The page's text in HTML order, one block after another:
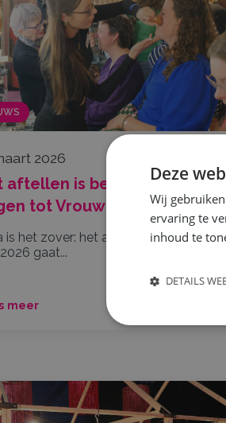
2026
aftellen is begonnen! Nog
tot Vrouw!
is het zover: het allerleukste weekend
gaat...
meer
Deze
Wij
ervaring te
inhoud te
DETAILS